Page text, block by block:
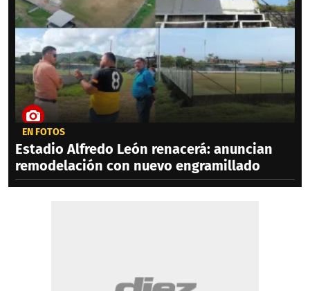
EN FOTOS
Estadio Alfredo León renacerá: anuncian
remodelación con nuevo engramillado